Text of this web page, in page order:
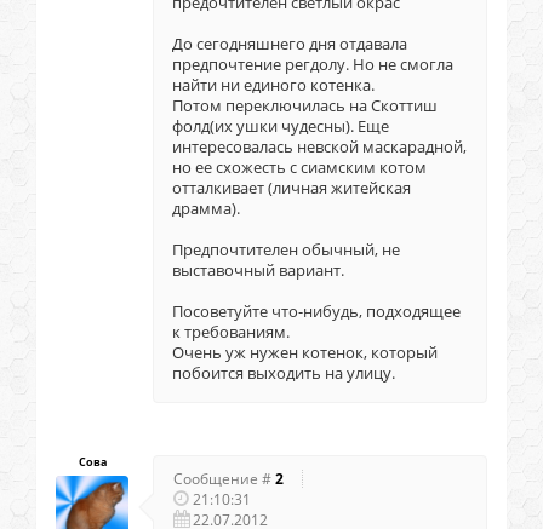
До сегодняшнего дня отдавала
предпочтение регдолу. Но не смогла
найти ни единого котенка.
Потом переключилась на Скоттиш
фолд(их ушки чудесны). Еще
интересовалась невской маскарадной,
но ее схожесть с сиамским котом
отталкивает (личная житейская
драмма).
Предпочтителен обычный, не
выставочный вариант.
Посоветуйте что-нибудь, подходящее
к требованиям.
Очень уж нужен котенок, который
побоится выходить на улицу.
Сова
Сообщение #2
21:10:31
22.07.2012